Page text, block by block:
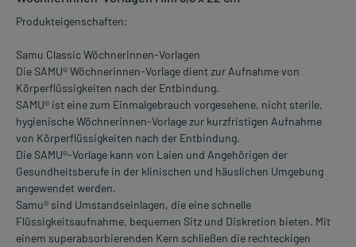
Produkteigenschaften:
Samu Classic Wöchnerinnen-Vorlagen
Die SAMU® Wöchnerinnen-Vorlage dient zur Aufnahme von
Körperflüssigkeiten nach der Entbindung.
SAMU® ist eine zum Einmalgebrauch vorgesehene, nicht sterile,
hygienische Wöchnerinnen-Vorlage zur kurzfristigen Aufnahme
von Körperflüssigkeiten nach der Entbindung.
Die SAMU®-Vorlage kann von Laien und Angehörigen der
Gesundheitsberufe in der klinischen und häuslichen Umgebung
angewendet werden.
Samu® sind Umstandseinlagen, die eine schnelle
Flüssigkeitsaufnahme, bequemen Sitz und Diskretion bieten. Mit
einem superabsorbierenden Kern schließen die rechteckigen